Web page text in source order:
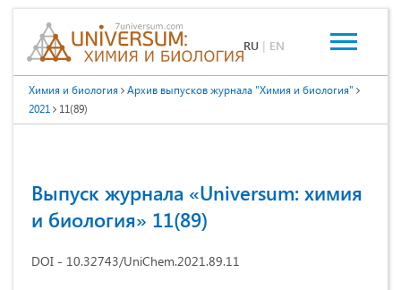
RU | EN
Химия и биология
Архив выпусков журнала "Химия и биология"
2021
11(89)
Выпуск журнала «Universum: химия
и биология» 11(89)
DOI - 10.32743/UniChem.2021.89.11